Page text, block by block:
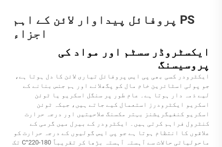
PS پروفائل پیداوار لائن کے اہم
اجزاء
ایکسٹروڈر سسٹم اور مواد کی
پروسیسنگ
ایکٹرودر کسی بھی پی ایس پروفائل تیاری لائن کا دل ہوتا ہے،
جو پولی اسٹائرین خام مال کو پگھلانے اور ہم جنس بنانے کے
لیے ذمہ دار ہوتا ہے۔ عام طور پر سنگل اسکریو یا ٹوئن
اسکریو ایکٹرودرز استعمال کیے جاتے ہیں، جبکہ ٹوئن
اسکریو کنفیگریشنز بہتر مکسنگ صلاحیتیں اور درجہ حرارت
کنٹرول فراہم کرتی ہیں۔ ایکٹرودر کے بیرل میں گرمی کے
علاقوں کا انتظام ہوتا ہے جو پی ایس گولیوں کے درجہ حرارت کو
ماحولیاتی حالات سے آہستہ آہستہ بڑھا کر تقریباً 180-220°C تک